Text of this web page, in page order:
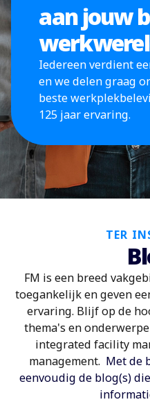
aan jouw
Iedereen verdient
en we delen graag
beste
125 jaar ervaring.
TER
FM is een breed
toegankelijk en geven
ervaring. Blijf op de
thema's en
integrated facility
management. Met de
eenvoudig de blog(s)